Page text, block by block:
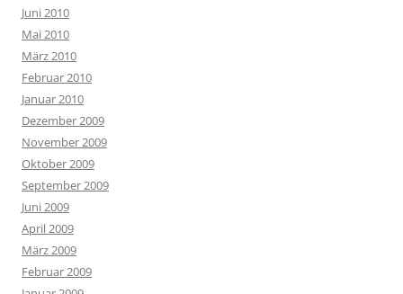
Juni 2010
Mai 2010
März 2010
Februar 2010
Januar 2010
Dezember 2009
November 2009
Oktober 2009
September 2009
Juni 2009
April 2009
März 2009
Februar 2009